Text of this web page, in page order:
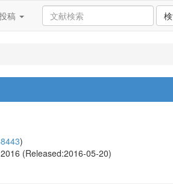
稿
)
(Released:2016-05-20)